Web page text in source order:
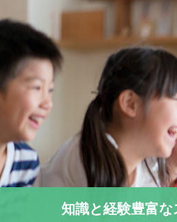
知識と経験豊富